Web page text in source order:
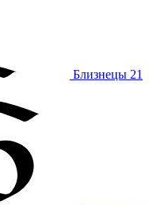
Близнецы 21